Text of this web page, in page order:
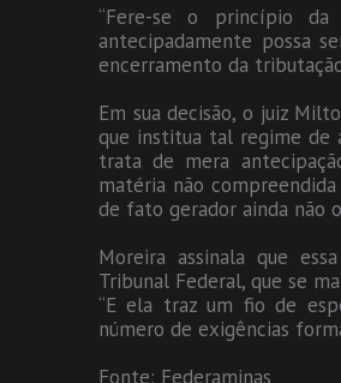
“Fere-se o princípio
antecipadamente possa
encerramento da
Em sua decisão, o juiz
que institua tal regime de
trata de mera
matéria não
de fato gerador ainda não
Moreira assinala que
Tribunal Federal, que se
“E ela traz um fio de
número de exigências
Fonte: Federaminas